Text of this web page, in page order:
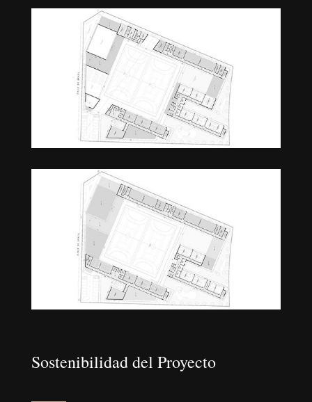
Sostenibilidad del Proyecto